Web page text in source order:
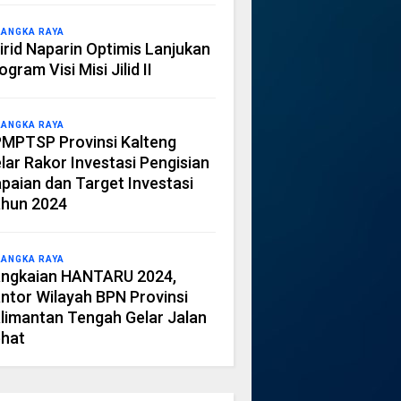
RAYA
Naparin Optimis Lanjukan
Visi Misi Jilid II
RAYA
Provinsi Kalteng
Rakor Investasi Pengisian
dan Target Investasi
2024
RAYA
HANTARU 2024,
Wilayah BPN Provinsi
Tengah Gelar Jalan